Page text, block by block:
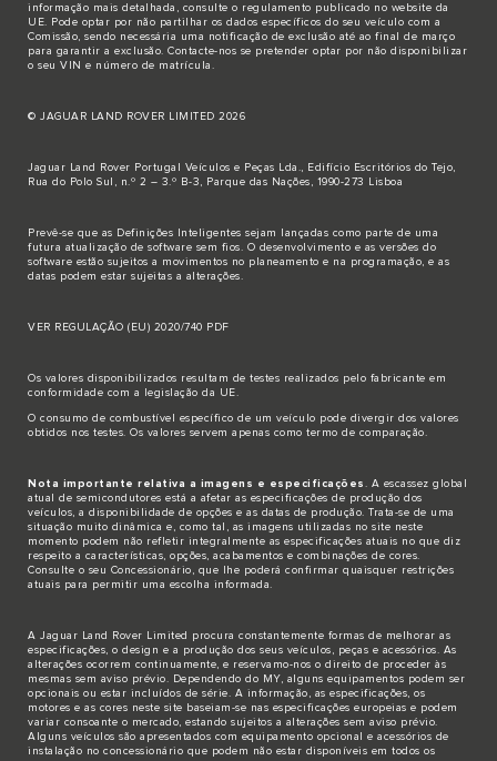
informação mais detalhada, consulte o regulamento publicado no website da
UE . Pode optar por não partilhar os dados específicos do seu veículo com a
Comissão, sendo necessária uma notificação de exclusão até ao final de março
para garantir a exclusão. Contacte-nos se pretender optar por não disponibilizar
o seu VIN e número de matrícula.
© JAGUAR LAND ROVER LIMITED 2026
Jaguar Land Rover Portugal Veículos e Peças Lda., Edifício Escritórios do Tejo,
Rua do Polo Sul, n.º 2 – 3.º B-3, Parque das Nações, 1990-273 Lisboa
Prevê-se que as Definições Inteligentes sejam lançadas como parte de uma
futura atualização de software sem fios. O desenvolvimento e as versões do
software estão sujeitos a movimentos no planeamento e na programação, e as
datas podem estar sujeitas a alterações.
VER REGULAÇÃO (EU) 2020/740 PDF
Os valores disponibilizados resultam de testes realizados pelo fabricante em
conformidade com a legislação da UE.
O consumo de combustível específico de um veículo pode divergir dos valores
obtidos nos testes. Os valores servem apenas como termo de comparação.
Nota importante relativa a imagens e especificações
. A escassez global
atual de semicondutores está a afetar as especificações de produção dos
veículos, a disponibilidade de opções e as datas de produção. Trata-se de uma
situação muito dinâmica e, como tal, as imagens utilizadas no site neste
momento podem não refletir integralmente as especificações atuais no que diz
respeito a características, opções, acabamentos e combinações de cores.
Consulte o seu Concessionário, que lhe poderá confirmar quaisquer restrições
atuais para permitir uma escolha informada.
A Jaguar Land Rover Limited procura constantemente formas de melhorar as
especificações, o design e a produção dos seus veículos, peças e acessórios. As
alterações ocorrem continuamente, e reservamo-nos o direito de proceder às
mesmas sem aviso prévio. Dependendo do MY, alguns equipamentos podem ser
opcionais ou estar incluídos de série. A informação, as especificações, os
motores e as cores neste site baseiam-se nas especificações europeias e podem
variar consoante o mercado, estando sujeitos a alterações sem aviso prévio.
Alguns veículos são apresentados com equipamento opcional e acessórios de
instalação no concessionário que podem não estar disponíveis em todos os